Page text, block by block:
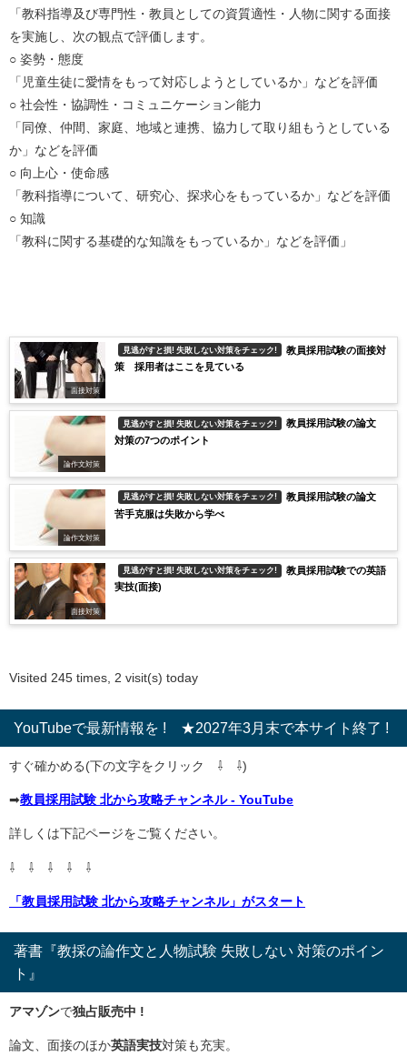
「教科指導及び専門性・教員としての資質適性・人物に関する面接
を実施し、次の観点で評価します。
○ 姿勢・態度
「児童生徒に愛情をもって対応しようとしているか」などを評価
○ 社会性・協調性・コミュニケーション能力
「同僚、仲間、家庭、地域と連携、協力して取り組もうとしている
か」などを評価
○ 向上心・使命感
「教科指導について、研究心、探求心をもっているか」などを評価
○ 知識
「教科に関する基礎的な知識をもっているか」などを評価」
面接対策
見逃がすと損! 失敗しない対策をチェック!
教員採用試験の面接対
策 採用者はここを見ている
論作文対策
見逃がすと損! 失敗しない対策をチェック!
教員採用試験の論文
対策の7つのポイント
論作文対策
見逃がすと損! 失敗しない対策をチェック!
教員採用試験の論文
苦手克服は失敗から学べ
面接対策
見逃がすと損! 失敗しない対策をチェック!
教員採用試験での英語
実技(面接)
Visited 245 times, 2 visit(s) today
YouTubeで最新情報を ! ★2027年3月末で本サイト終了 !
すぐ確かめる(下の文字をクリック ⇩ ⇩)
➡教員採用試験 北から攻略チャンネル - YouTube
詳しくは下記ページをご覧ください。
⇩ ⇩ ⇩ ⇩ ⇩
「教員採用試験 北から攻略チャンネル」がスタート
著書『教採の論作文と人物試験 失敗しない 対策のポイン
ト』
アマゾンで独占販売中 !
論文、面接のほか英語実技対策も充実。